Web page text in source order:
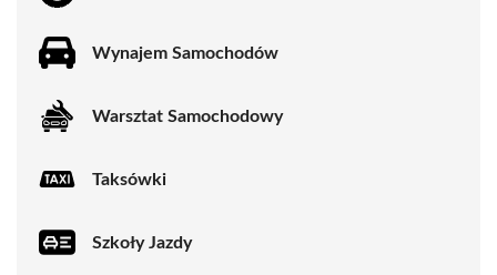
Wynajem Samochodów
Warsztat Samochodowy
Taksówki
Szkoły Jazdy